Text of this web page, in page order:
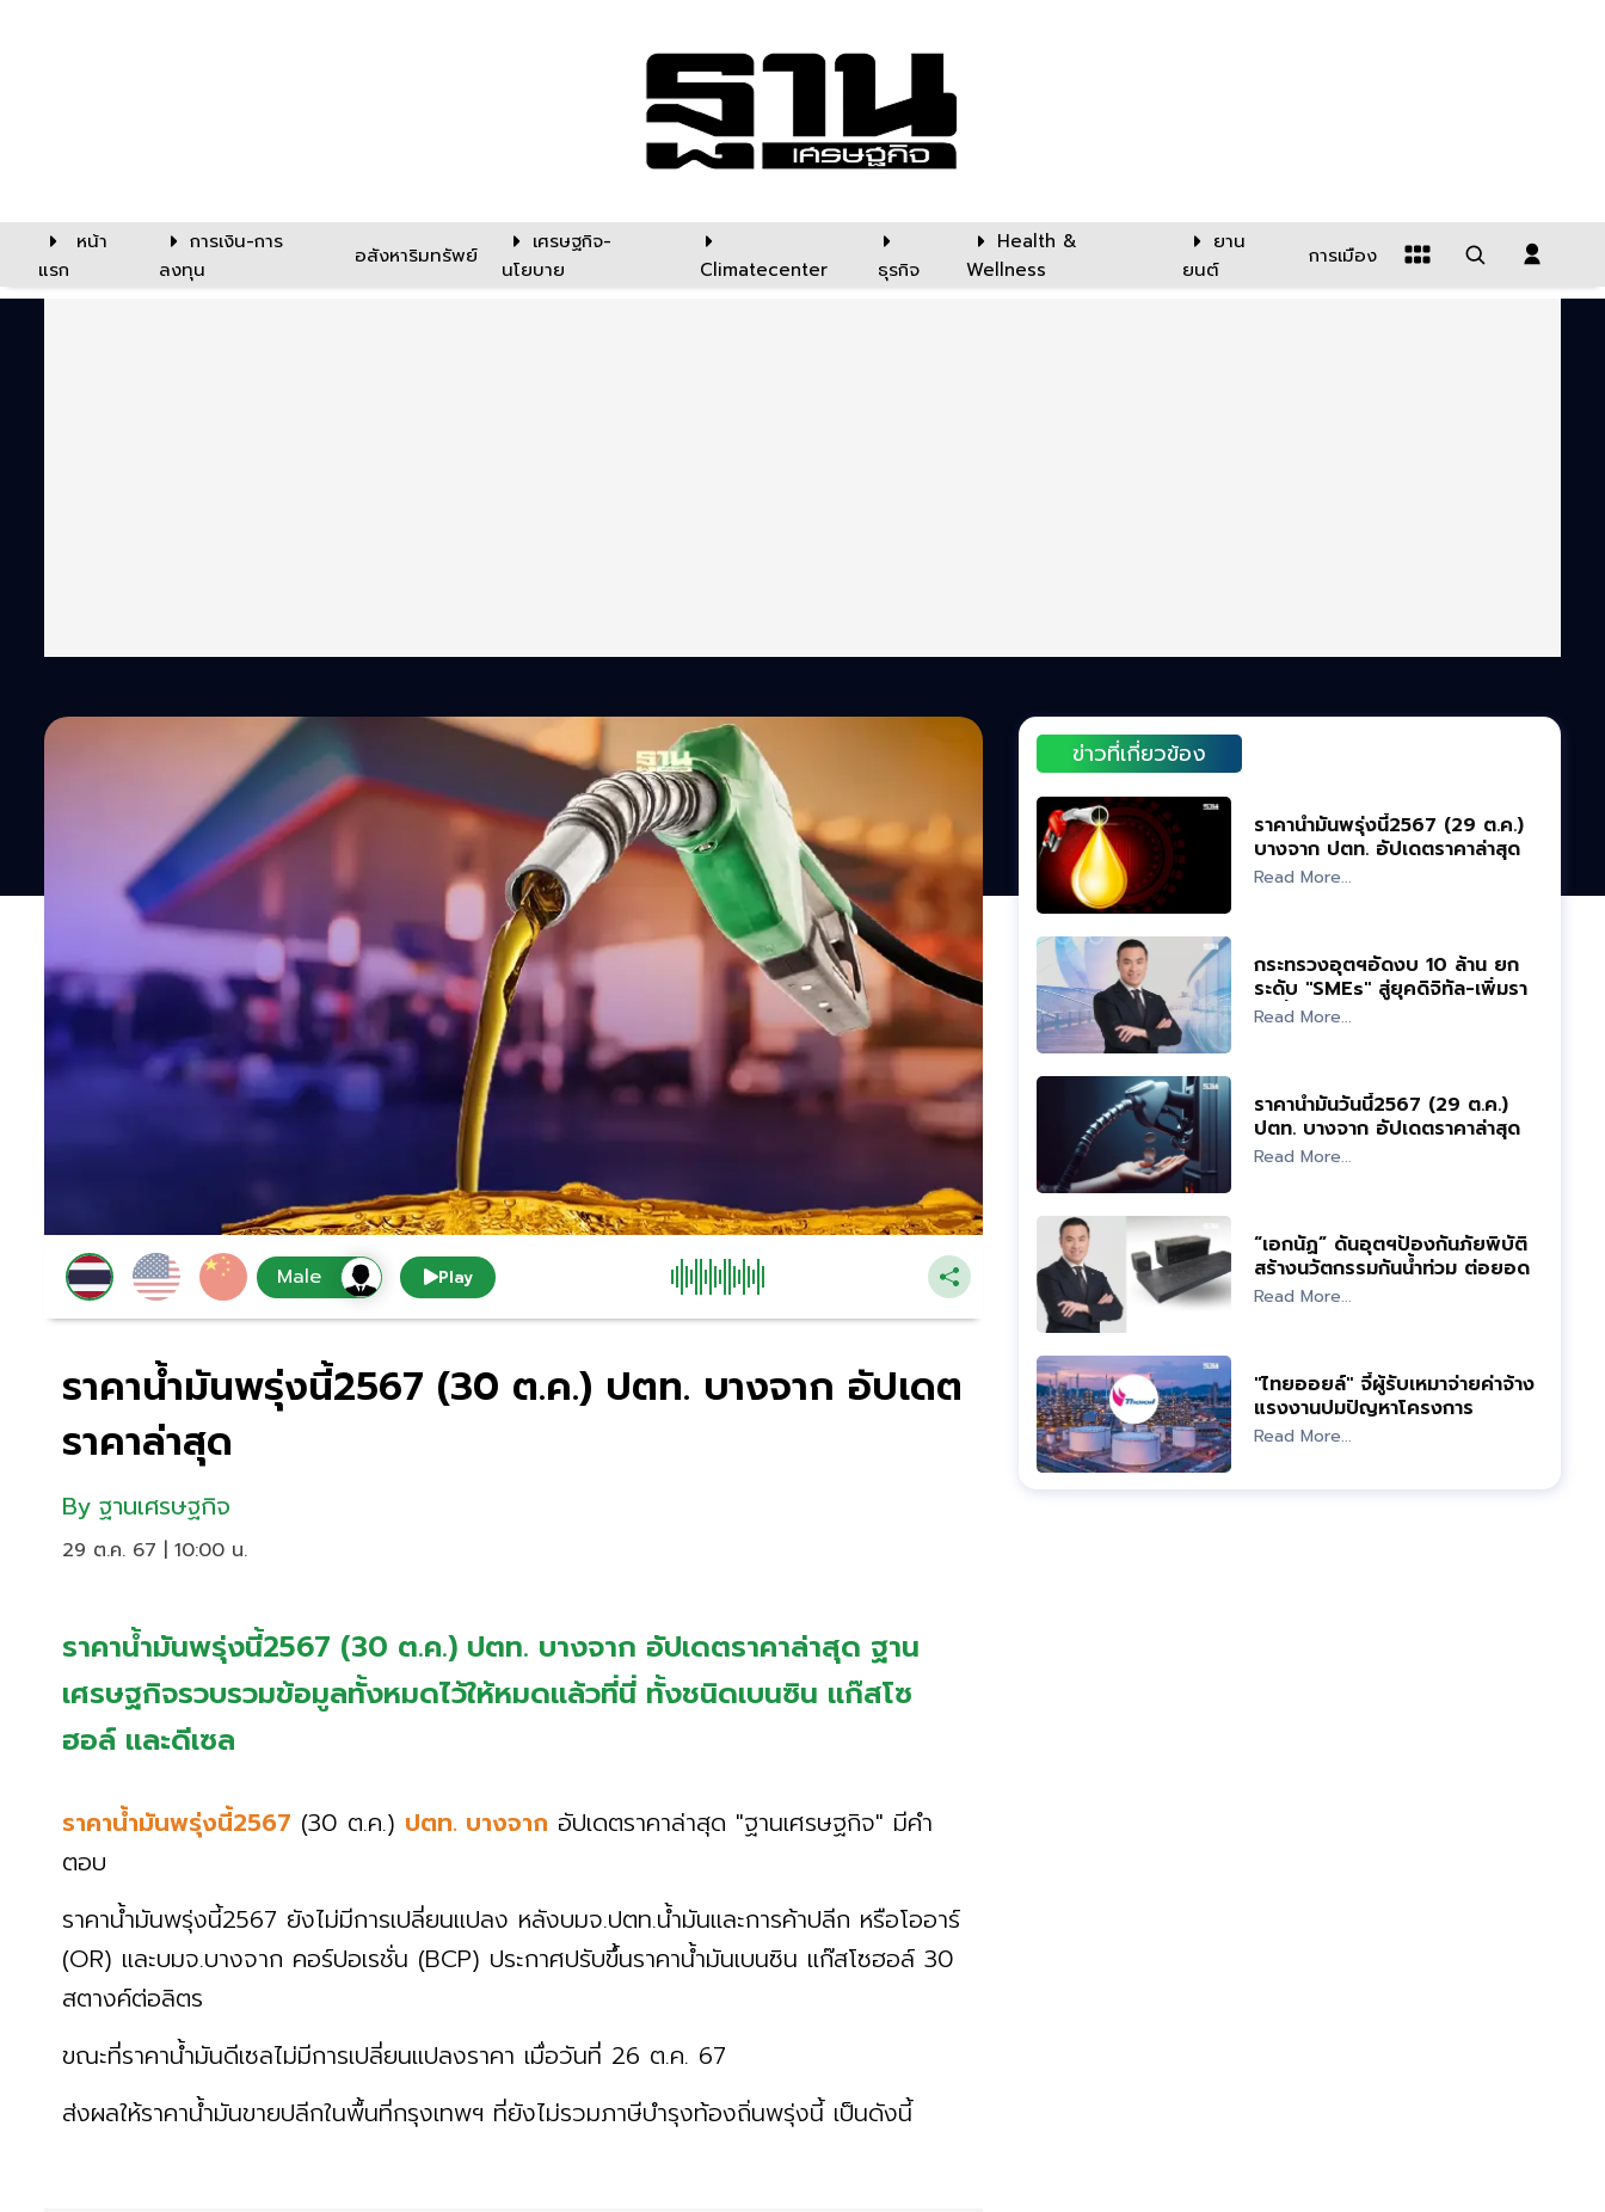
หน้า
แรก
การเงิน-การ
ลงทุน
อสังหาริมทรัพย์
เศรษฐกิจ-
นโยบาย
Climatecenter ธุรกิจ
Health &
Wellness
ยาน
ยนต์
การเมือง
Play
ราคาน้ำมันพรุ่งนี้2567 (30 ต.ค.) ปตท. บางจาก อัปเดต
ราคาล่าสุด
By ฐานเศรษฐกิจ
29 ต.ค. 67 | 10:00 น.
ราคาน้ำมันพรุ่งนี้2567 (30 ต.ค.) ปตท. บางจาก อัปเดตราคาล่าสุด ฐาน
เศรษฐกิจรวบรวมข้อมูลทั้งหมดไว้ให้หมดแล้วที่นี่ ทั้งชนิดเบนซิน แก๊สโซ
ฮอล์ และดีเซล
ราคาน้ำมันพรุ่งนี้2567 (30 ต.ค.) ปตท. บางจาก อัปเดตราคาล่าสุด "ฐานเศรษฐกิจ" มีคำ
ตอบ
ราคาน้ำมันพรุ่งนี้2567 ยังไม่มีการเปลี่ยนแปลง หลังบมจ.ปตท.น้ำมันและการค้าปลีก หรือโออาร์
(OR) และบมจ.บางจาก คอร์ปอเรชั่น (BCP) ประกาศปรับขึ้นราคาน้ำมันเบนซิน แก๊สโซฮอล์ 30
สตางค์ต่อลิตร
ขณะที่ราคาน้ำมันดีเซลไม่มีการเปลี่ยนแปลงราคา เมื่อวันที่ 26 ต.ค. 67
ส่งผลให้ราคาน้ำมันขายปลีกในพื้นที่กรุงเทพฯ ที่ยังไม่รวมภาษีบำรุงท้องถิ่นพรุ่งนี้ เป็นดังนี้
ข่าวที่เกี่ยวข้อง
ราคาน้ำมันพรุ่งนี้2567 (29 ต.ค.)
บางจาก ปตท. อัปเดตราคาล่าสุด
Read More...
กระทรวงอุตฯอัดงบ 10 ล้าน ยก
ระดับ "SMEs" สู่ยุคดิจิทัล-เพิ่มราย
ได้ยั่งยืน
Read More...
ราคาน้ำมันวันนี้2567 (29 ต.ค.)
ปตท. บางจาก อัปเดตราคาล่าสุด
Read More...
“เอกนัฏ” ดันอุตฯป้องกันภัยพิบัติ
สร้างนวัตกรรมกันน้ำท่วม ต่อยอด
"S-Curve"
Read More...
"ไทยออยล์" จี้ผู้รับเหมาจ่ายค่าจ้าง
แรงงานปมปัญหาโครงการ
พลังงานสะอาด
Read More...